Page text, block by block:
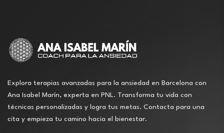
Explora terapias avanzadas para la ansiedad en Barcelona con
Ana Isabel Marín, experta en PNL. Transforma tu vida con
técnicas personalizadas y logra tus metas. Contacta para una
cita y empieza tu camino hacia el bienestar.